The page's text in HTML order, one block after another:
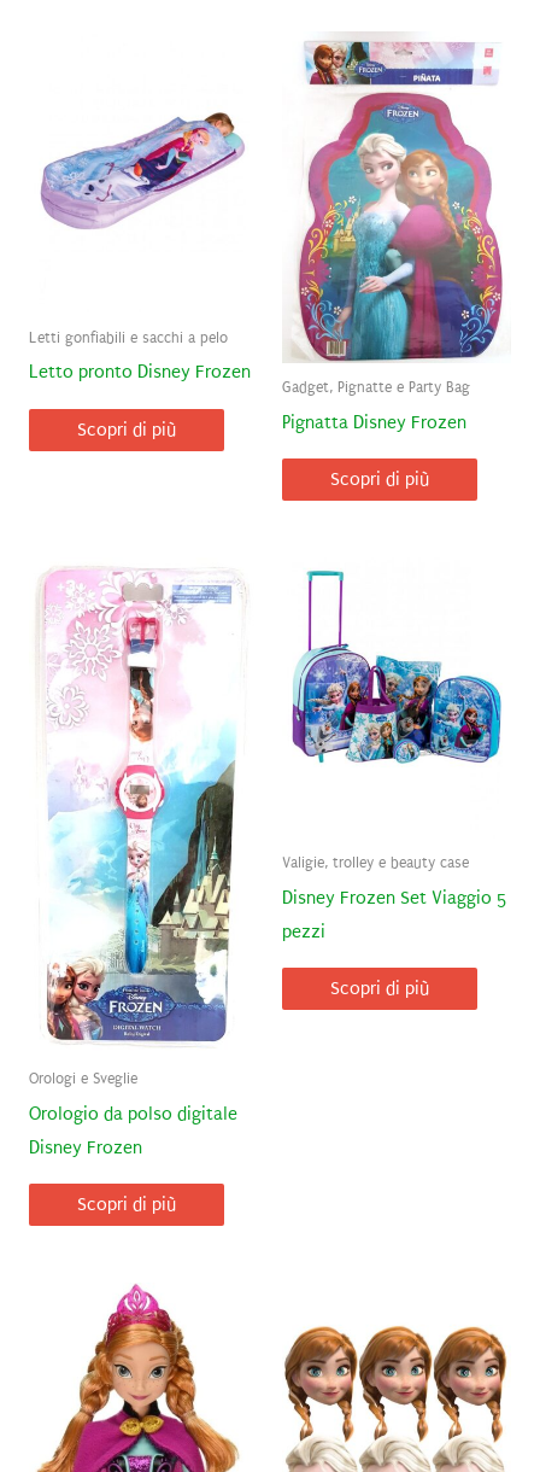
Letti gonfiabili e sacchi a pelo
Letto pronto Disney Frozen
Scopri di più
Gadget, Pignatte e Party Bag
Pignatta Disney Frozen
Scopri di più
Orologi e Sveglie
Orologio da polso digitale
Disney Frozen
Scopri di più
Valigie, trolley e beauty case
Disney Frozen Set Viaggio 5
pezzi
Scopri di più